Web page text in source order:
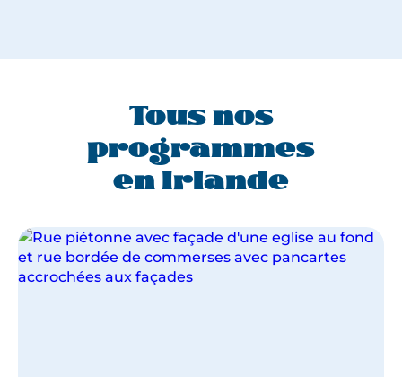
Tous nos
programmes
en Irlande